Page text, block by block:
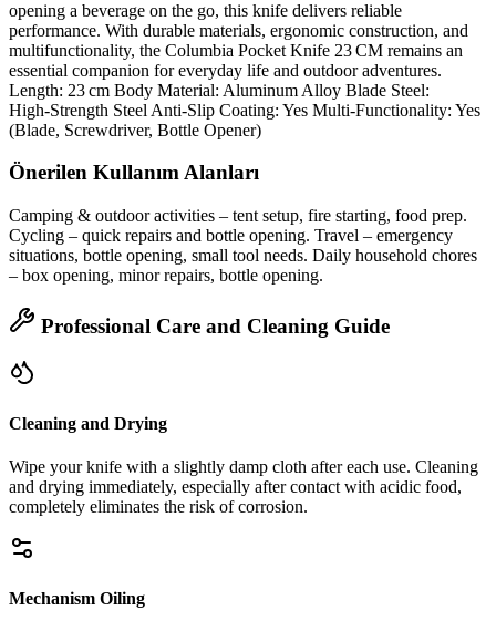
opening a beverage on the go, this knife delivers reliable
performance. With durable materials, ergonomic construction, and
multifunctionality, the Columbia Pocket Knife 23 CM remains an
essential companion for everyday life and outdoor adventures.
Length: 23 cm Body Material: Aluminum Alloy Blade Steel:
High‑Strength Steel Anti‑Slip Coating: Yes Multi‑Functionality: Yes
(Blade, Screwdriver, Bottle Opener)
Önerilen Kullanım Alanları
Camping & outdoor activities – tent setup, fire starting, food prep.
Cycling – quick repairs and bottle opening. Travel – emergency
situations, bottle opening, small tool needs. Daily household chores
– box opening, minor repairs, bottle opening.
Professional Care and Cleaning Guide
Cleaning and Drying
Wipe your knife with a slightly damp cloth after each use. Cleaning
and drying immediately, especially after contact with acidic food,
completely eliminates the risk of corrosion.
Mechanism Oiling